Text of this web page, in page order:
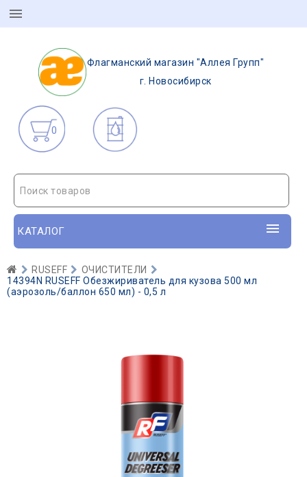
Флагманский магазин "Аллея Групп"
г. Новосибирск
0
Поиск товаров
КАТАЛОГ
RUSEFF
ОЧИСТИТЕЛИ
14394N RUSEFF Обезжириватель для кузова 500 мл
(аэрозоль/баллон 650 мл) - 0,5 л